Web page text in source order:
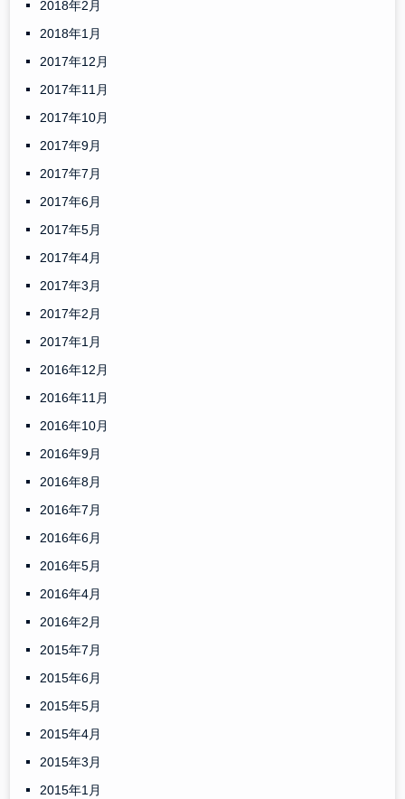
2018年2月
2018年1月
2017年12月
2017年11月
2017年10月
2017年9月
2017年7月
2017年6月
2017年5月
2017年4月
2017年3月
2017年2月
2017年1月
2016年12月
2016年11月
2016年10月
2016年9月
2016年8月
2016年7月
2016年6月
2016年5月
2016年4月
2016年2月
2015年7月
2015年6月
2015年5月
2015年4月
2015年3月
2015年1月